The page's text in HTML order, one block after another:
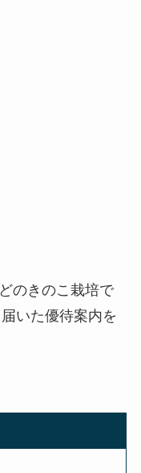
のきのこ栽培で
いた優待案内を